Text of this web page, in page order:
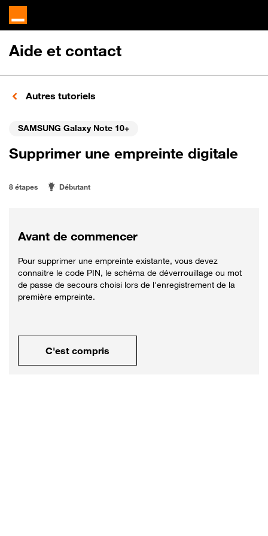
Aide et contact
Autres tutoriels
SAMSUNG Galaxy Note 10+
Supprimer une empreinte digitale
8 étapes Débutant
Avant de commencer
Pour supprimer une empreinte existante, vous devez
connaitre le code PIN, le schéma de déverrouillage ou mot
de passe de secours choisi lors de l'enregistrement de la
première empreinte.
C'est compris